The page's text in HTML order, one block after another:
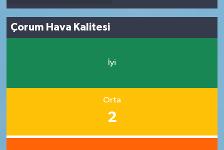
Çorum Hava Kalitesi
İyi
Orta
2